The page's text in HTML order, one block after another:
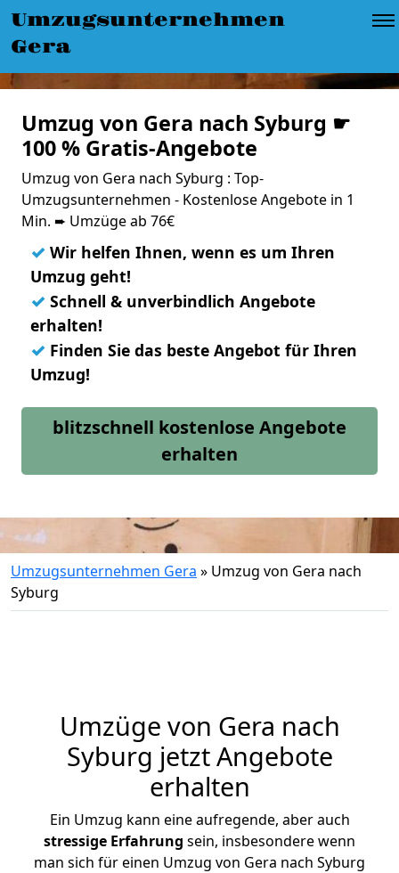
Umzugsunternehmen
Gera
Umzug von Gera nach Syburg ☛
100 % Gratis-Angebote
Umzug von Gera nach Syburg : Top-
Umzugsunternehmen - Kostenlose Angebote in 1
Min. ➨ Umzüge ab 76€
✓ Wir helfen Ihnen, wenn es um Ihren
Umzug geht!
✓ Schnell & unverbindlich Angebote
erhalten!
✓ Finden Sie das beste Angebot für Ihren
Umzug!
blitzschnell kostenlose Angebote
erhalten
Umzugsunternehmen Gera » Umzug von Gera nach
Syburg
Umzüge von Gera nach
Syburg jetzt Angebote
erhalten
Ein Umzug kann eine aufregende, aber auch
stressige Erfahrung sein, insbesondere wenn
man sich für einen Umzug von Gera nach Syburg